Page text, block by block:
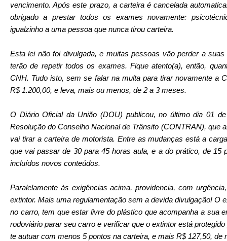
vencimento. Após este prazo, a carteira é cancelada
obrigado a prestar todos os exames novamente:
igualzinho a uma pessoa que nunca tirou carteira.
Esta lei não foi divulgada, e muitas pessoas vão perder a
terão de repetir todos os exames. Fique atento(a), então,
CNH. Tudo isto, sem se falar na multa para tirar novamente a
R$ 1.200,00, e leva, mais ou menos, de 2 a 3 meses.
O Diário Oficial da União (DOU) publicou, no último dia 01
Resolução do Conselho Nacional de Trânsito (CONTRAN), que
vai tirar a carteira de motorista. Entre as mudanças está a
que vai passar de 30 para 45 horas aula, e a do prático, de 15
incluídos novos conteúdos.
Paralelamente às exigências acima, providencia, com
extintor. Mais uma regulamentação sem a devida divulgação! O
no carro, tem que estar livre do plástico que acompanha a sua
rodoviário parar seu carro e verificar que o extintor está
te autuar com menos 5 pontos na carteira, e mais R$ 127,50, de